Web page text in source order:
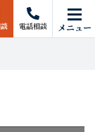
電話相談 メニュー